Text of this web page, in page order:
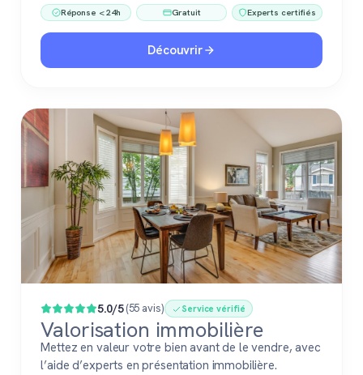
Réponse < 24h Gratuit Experts certifiés
Découvrir
5.0/5(55 avis) Service vérifié
Valorisation immobilière
Mettez en valeur votre bien avant de le vendre, avec
l’aide d’experts en présentation immobilière.